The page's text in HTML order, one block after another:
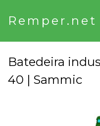
Remper.net
Batedeira
40 | Sammic